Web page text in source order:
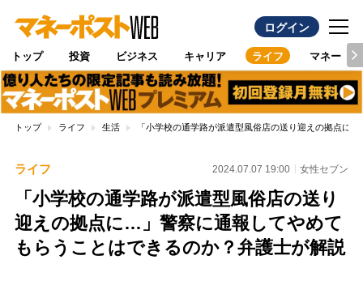
ログイン
トップ 投資 ビジネス キャリア ライフ マネー
トップ ライフ 生活 「小学校の通学路が派遣型風俗店の送り迎えの拠点に
ライフ 2024.07.07 19:00 女性セブン
「小学校の通学路が派遣型風俗店の送り
迎えの拠点に…」警察に通報してやめて
もらうことはできるのか？弁護士が解説